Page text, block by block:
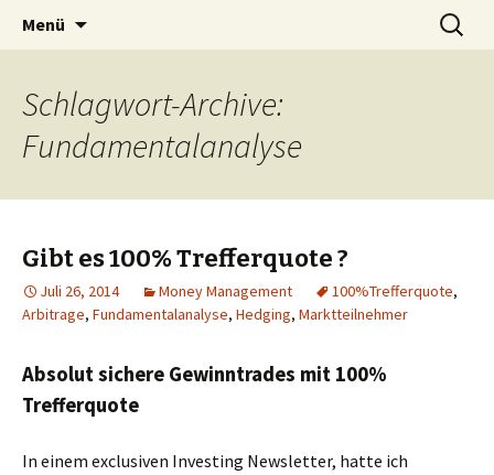
Technischer Börsenhandel
Silent Subliminals und Unterbewusstsein
Menü
Suchen
nach:
Schlagwort-Archive:
Fundamentalanalyse
Gibt es 100% Trefferquote ?
Juli 26, 2014 Money Management 100%Trefferquote,
Arbitrage, Fundamentalanalyse, Hedging, Marktteilnehmer
Absolut sichere Gewinntrades mit 100%
Trefferquote
In einem exclusiven Investing Newsletter, hatte ich